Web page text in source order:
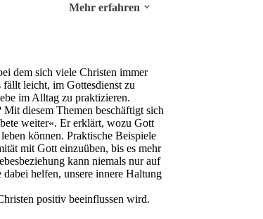
Mehr erfahren
dem sich viele Christen immer
leicht, im Gottesdienst zu
im Alltag zu praktizieren.
diesem Themen beschäftigt sich
weiter«. Er erklärt, wozu Gott
können. Praktische Beispiele
mit Gott einzuüben, bis es mehr
kann niemals nur auf
helfen, unsere innere Haltung
positiv beeinflussen wird.